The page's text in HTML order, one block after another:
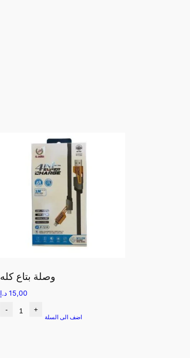
وصلة بتاع كله
15,00 د.إ
- +
اضف الى السلة